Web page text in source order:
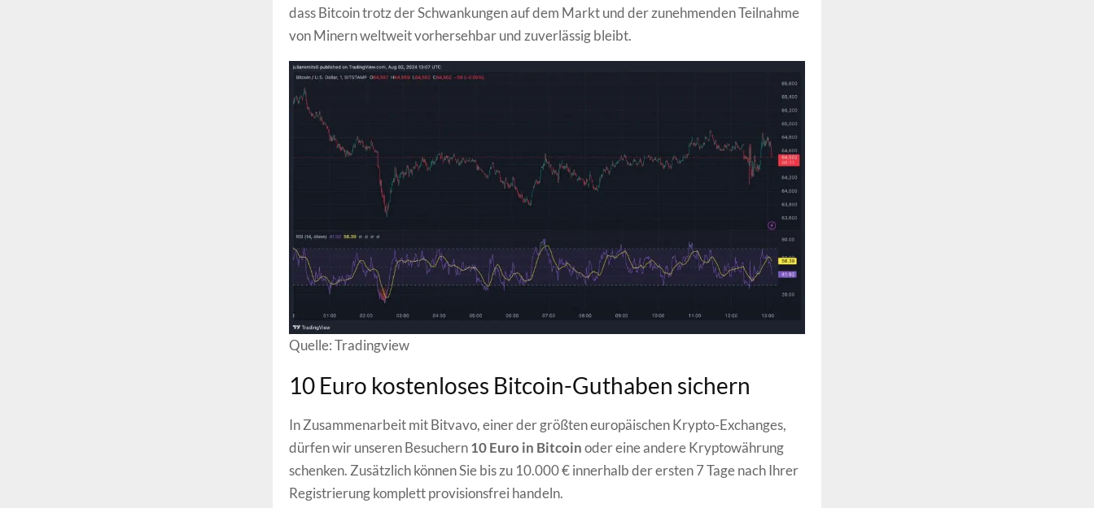
dass Bitcoin trotz der Schwankungen auf dem Markt und der zunehmenden Teilnahme
von Minern weltweit vorhersehbar und zuverlässig bleibt.
Quelle: Tradingview
10 Euro kostenloses Bitcoin-Guthaben sichern
In Zusammenarbeit mit Bitvavo, einer der größten europäischen Krypto-Exchanges,
dürfen wir unseren Besuchern10 Euro in Bitcoinoder eine andere Kryptowährung
schenken. Zusätzlich können Sie bis zu 10.000 € innerhalb der ersten 7 Tage nach Ihrer
Registrierung komplett provisionsfrei handeln.